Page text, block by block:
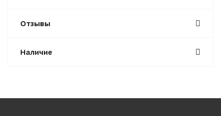
Отзывы
Наличие